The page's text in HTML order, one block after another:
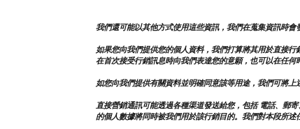
我們還可能以其他方式使用這些資訊，我們在蒐集資訊時會
如果您向我們提供您的個人資料，我們打算將其用於直接
在首次接受行銷訊息時向我們表達您的意願，也可以在任何
如您向我們提供有關資料並明確同意該等用途，我們可將上
直接營銷通訊可能透過各種渠道發送給您，包括 電話、郵
的個人數據將同時被我們用於該行銷目的。我們對本段所